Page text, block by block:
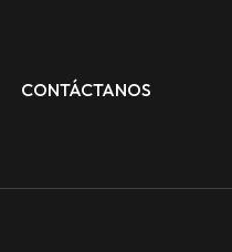
CONTÁCTANOS